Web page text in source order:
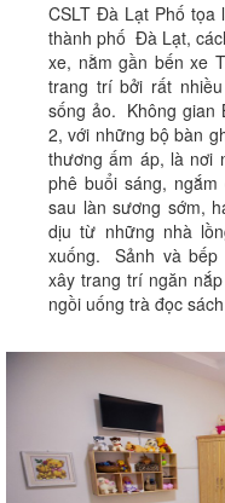
CSLT Đà Lạt Phố
thành phố Đà Lạt,
xe, nằm gần bến xe
trang trí bởi rất
sống ảo. Không gian
2, với những bộ bàn
thương ấm áp, là nơi
phê buổi sáng,
sau làn sương sớm,
dịu từ những nhà
xuống. Sảnh và bếp
xây trang trí ngăn
ngồi uống trà đọc